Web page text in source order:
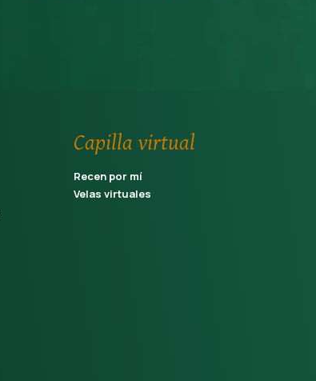
Capilla virtual
Recen por mí
Velas virtuales